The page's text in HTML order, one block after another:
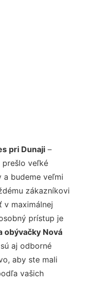
pri Dunaji –
prešlo veľké
a budeme veľmi
zákazníkovi
v maximálnej
prístup je
obývačky Nová
aj odborné
aby ste mali
vašich